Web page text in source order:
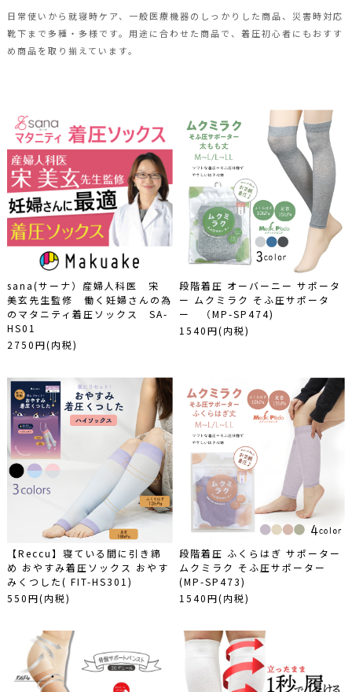
全ての機能･用途
夏のイチ推しアイテム
大きいサイズ
大きいサイズからイチ押しアイテムはこちら
ビューティー
デイリー商品
プチプライス
おやすみ
モーション
着用シーンから探す
全ての着用シーン
カジュアル
おうち時間
健康･美容
商品カテゴリーから探す
全ての商品カテゴリー
手袋
ファッション小物
ストッキング
イチ押しストッキングはこちら！
ソックス･靴下
タイツ
1200デニールタイツ
アームカバー
UV紫外線対策ならアームカバー
サポーター
日常使いから就寝時ケア、一般医療機器のしっかりした商品、災害時対応
靴下まで多種・多様です。用途に合わせた商品で、着圧初心者にもおすす
め商品を取り揃えています。
sana(サーナ）産婦人科医 宋
美玄先生監修 働く妊婦さんの為
のマタニティ着圧ソックス SA-
HS01
2750円(内税)
段階着圧 オーバーニー サポータ
ー ムクミラク そふ圧サポータ
ー （MP-SP474)
1540円(内税)
【Reccu】寝ている間に引き締
め おやすみ着圧ソックス おやす
みくつした( FIT-HS301)
550円(内税)
段階着圧 ふくらはぎ サポーター
ムクミラク そふ圧サポーター
(MP-SP473)
1540円(内税)